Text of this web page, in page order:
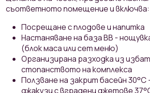
съответното помещение и включва:
Посрещане с плодове и напитка
Настаняване на база ВВ -
(блок маса или сет меню)
Организирана разходка из
стопанството на комплекса
Ползване на закрит басейн
джакузи с вградени джетове